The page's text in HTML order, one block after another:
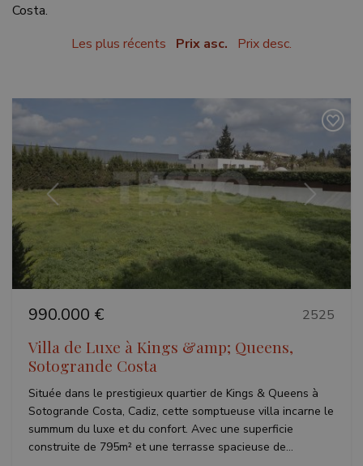
Costa.
Les plus récents
Prix asc. Prix desc.
Précédent Suivant
990.000 € 2525
Villa de Luxe à Kings &amp; Queens,
Sotogrande Costa
Située dans le prestigieux quartier de Kings & Queens à
Sotogrande Costa, Cadiz, cette somptueuse villa incarne le
summum du luxe et du confort. Avec une superficie
construite de 795m² et une terrasse spacieuse de...